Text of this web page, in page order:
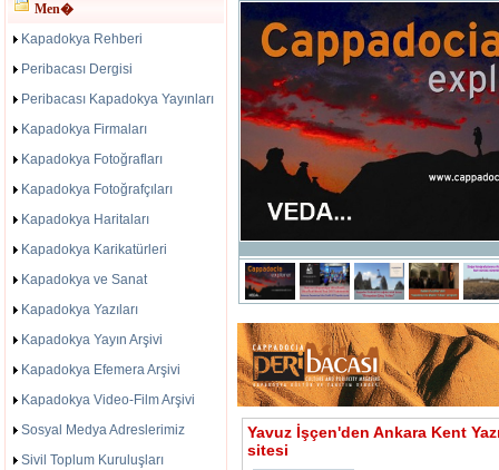
Men�
Kapadokya Rehberi
Peribacası Dergisi
Peribacası Kapadokya Yayınları
Kapadokya Firmaları
Kapadokya Fotoğrafları
Kapadokya Fotoğrafçıları
Kapadokya Haritaları
Kapadokya Karikatürleri
Kapadokya ve Sanat
Kapadokya Yazıları
Kapadokya Yayın Arşivi
Kapadokya Efemera Arşivi
Kapadokya Video-Film Arşivi
Sosyal Medya Adreslerimiz
Sivil Toplum Kuruluşları
Yavuz İşçen'den Ankara Kent
sitesi